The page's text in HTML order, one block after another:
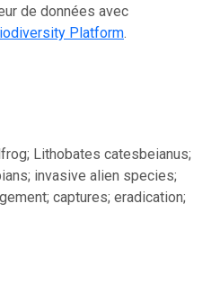
de données avec
Platform.
Lithobates catesbeianus;
invasive alien species;
captures; eradication;